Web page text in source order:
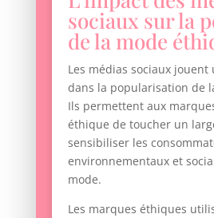
sociaux sur la
de la mode
Les médias sociaux
dans la popularisation de
Ils permettent aux
éthique de toucher un
sensibiliser les
environnementaux et
mode.
Les marques éthiques